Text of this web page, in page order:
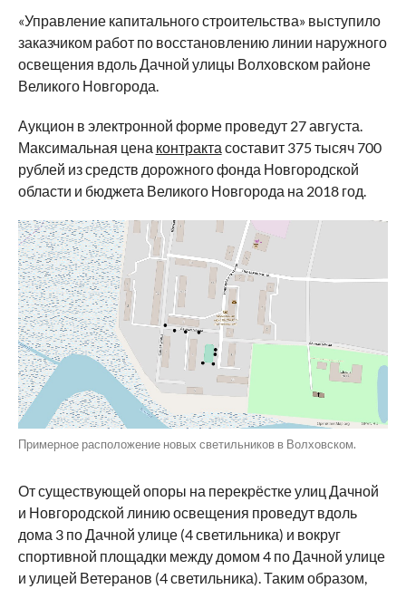
«Управление капитального строительства» выступило
заказчиком работ по восстановлению линии наружного
освещения вдоль Дачной улицы Волховском районе
Великого Новгорода.
Аукцион в электронной форме проведут 27 августа.
Максимальная цена контракта составит 375 тысяч 700
рублей из средств дорожного фонда Новгородской
области и бюджета Великого Новгорода на 2018 год.
Примерное расположение новых светильников в Волховском.
От существующей опоры на перекрёстке улиц Дачной
и Новгородской линию освещения проведут вдоль
дома 3 по Дачной улице (4 светильника) и вокруг
спортивной площадки между домом 4 по Дачной улице
и улицей Ветеранов (4 светильника). Таким образом,